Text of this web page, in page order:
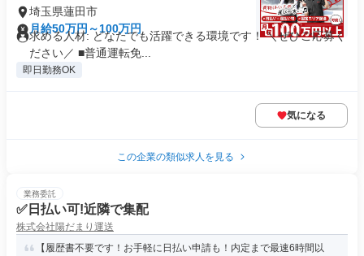
埼玉県蓮田市
月給50万円～100万円
求める人材: どなたでも活躍できる環境です！ ＼ぜひご応募く
ださい／ ■普通運転免...
即日勤務OK
気になる
この企業の類似求人を見る
業務委託
✅日払い可!近隣で集配
株式会社陽だまり運送
【履歴書不要です！お手軽に日払い申請も！内定まで最速6時間以